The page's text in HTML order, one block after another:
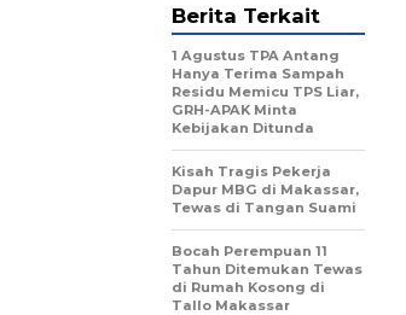
Berita Terkait
1 Agustus TPA Antang
Hanya Terima Sampah
Residu Memicu TPS Liar,
GRH-APAK Minta
Kebijakan Ditunda
Kisah Tragis Pekerja
Dapur MBG di Makassar,
Tewas di Tangan Suami
Bocah Perempuan 11
Tahun Ditemukan Tewas
di Rumah Kosong di
Tallo Makassar